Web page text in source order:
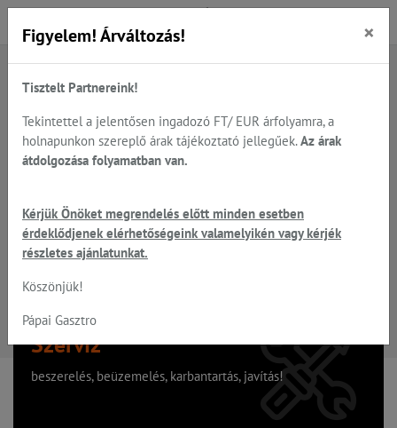
A keresett oldal nem található
Hiba, a keresett oldal nem található!
Szervíz
beszerelés, beüzemelés, karbantartás, javítás!
Figyelem! Árváltozás! ×
Tisztelt Partnereink!
Tekintettel a jelentősen ingadozó FT/ EUR árfolyamra, a
holnapunkon szereplő árak tájékoztató jellegűek. Az árak
átdolgozása folyamatban van.
Kérjük Önöket megrendelés előtt minden esetben
érdeklődjenek elérhetőségeink valamelyikén vagy kérjék
részletes ajánlatunkat.
Köszönjük!
Pápai Gasztro